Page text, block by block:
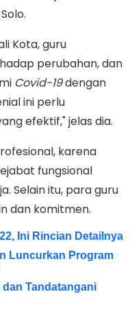
Kota, guru
perubahan, dan
Covid-19dengan
ini perlu
efektif," jelas dia.
karena
fungsional
Selain itu, para guru
dan komitmen.
Ini Rincian Detailnya
Luncurkan Program
dan Tandatangani